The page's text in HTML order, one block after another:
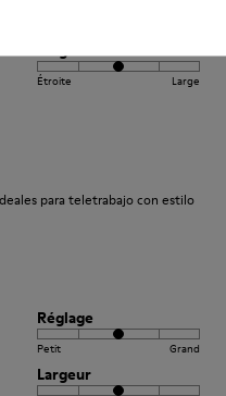
Largeur
Étroite Large
para teletrabajo con estilo
Réglage
Petit Grand
Largeur